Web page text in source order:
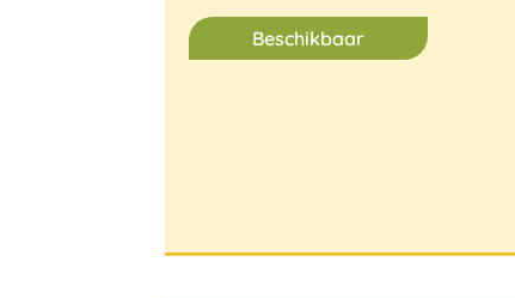
Beschikbaar